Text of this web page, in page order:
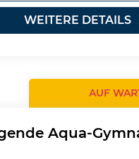
WEITERE DETAILS
AUF
Aqua-